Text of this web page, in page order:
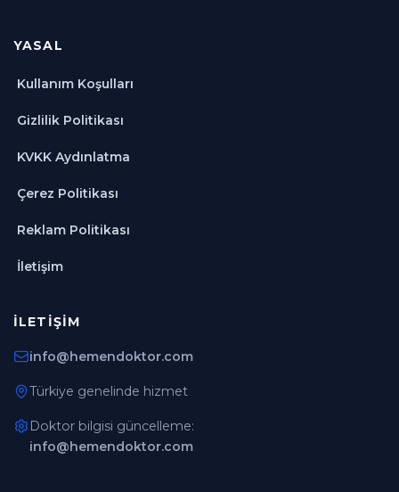
YASAL
Kullanım Koşulları
Gizlilik Politikası
KVKK Aydınlatma
Çerez Politikası
Reklam Politikası
İletişim
İLETIŞIM
info@hemendoktor.com
Türkiye genelinde hizmet
Doktor bilgisi güncelleme:
info@hemendoktor.com